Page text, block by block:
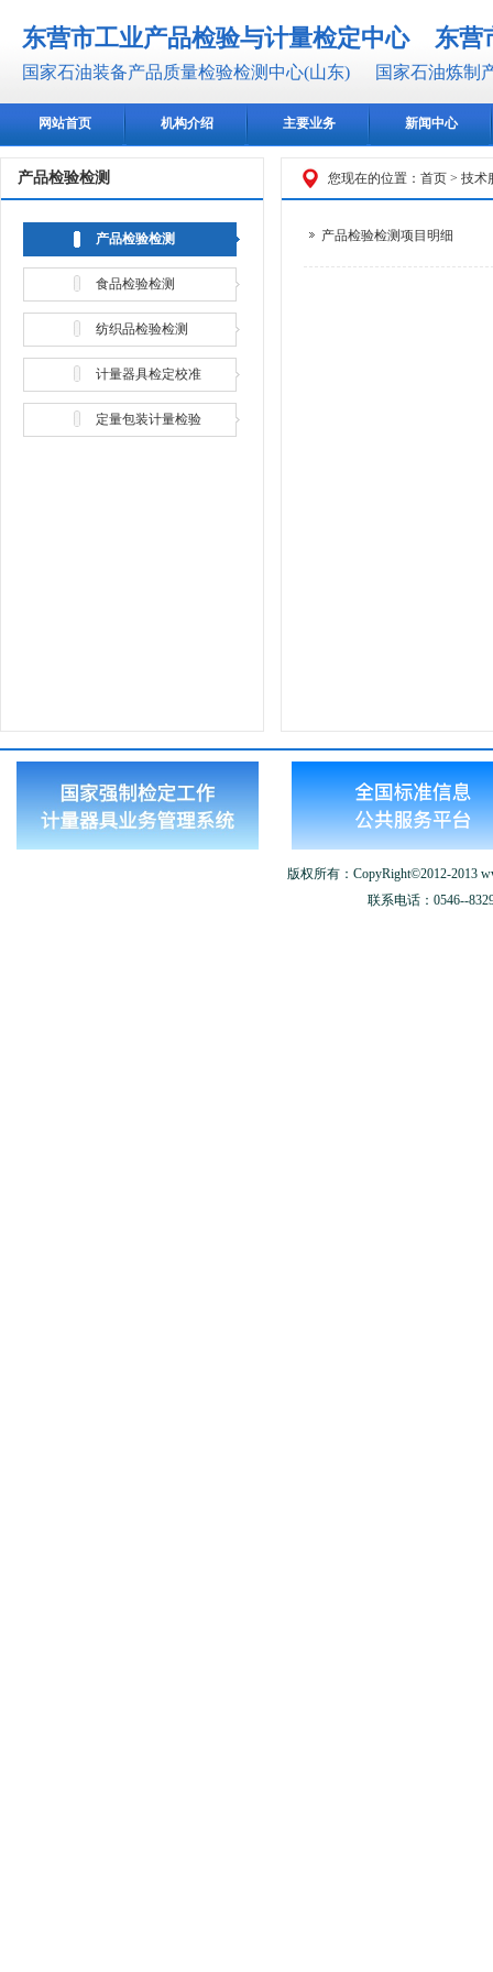
东营市工业产品检验与计量检定中心 东营
国家石油装备产品质量检验检测中心(山东) 国家石油炼制
网站首页 机构介绍 主要业务 新闻中心
产品检验检测
产品检验检测
食品检验检测
纺织品检验检测
计量器具检定校准
定量包装计量检验
您现在的位置： 首页 > 技术
产品检验检测项目明细
版权所有：CopyRight©2012-2013
联系电话：0546--